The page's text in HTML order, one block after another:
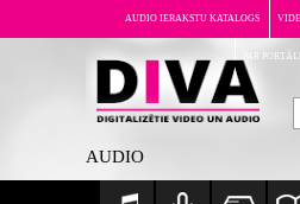
AUDIO IERAKSTU KATALOGS
PAR
AUDIO